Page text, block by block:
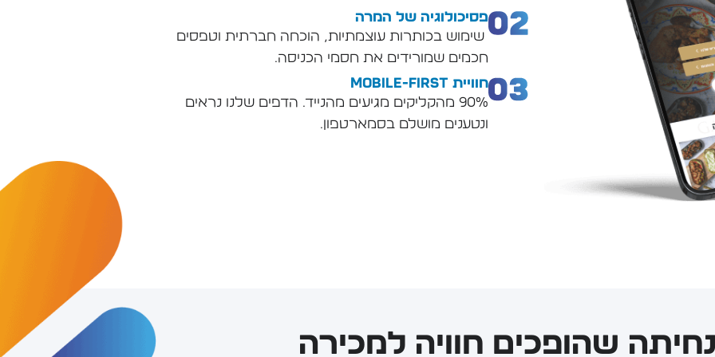
פסיכולוגיה של המרה
שימוש בכותרות עוצמתיות, הוכחה חברתית וטפסים
חכמים שמורידים את חסמי הכניסה.
חוויית Mobile-First
90% מהקליקים מגיעים מהנייד. הדפים שלנו נראים
ונטענים מושלם בסמארטפון.
שהופכים חוויה למכירה